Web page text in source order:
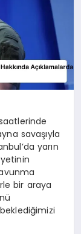
savaşıyla
yarın
bir araya